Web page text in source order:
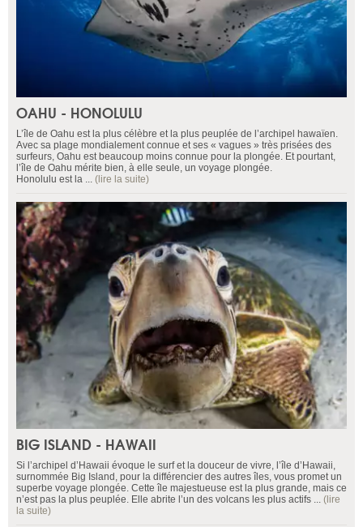
OAHU - HONOLULU
L’île de Oahu est la plus célèbre et la plus peuplée de l’archipel hawaïen.
Avec sa plage mondialement connue et ses « vagues » très prisées des
surfeurs, Oahu est beaucoup moins connue pour la plongée. Et pourtant,
l’île de Oahu mérite bien, à elle seule, un voyage plongée.
Honolulu est la ... (lire la suite)
BIG ISLAND - HAWAII
Si l’archipel d’Hawaii évoque le surf et la douceur de vivre, l’île d’Hawaii,
surnommée Big Island, pour la différencier des autres îles, vous promet un
superbe voyage plongée. Cette île majestueuse est la plus grande, mais ce
n’est pas la plus peuplée. Elle abrite l’un des volcans les plus actifs ... (lire
la suite)